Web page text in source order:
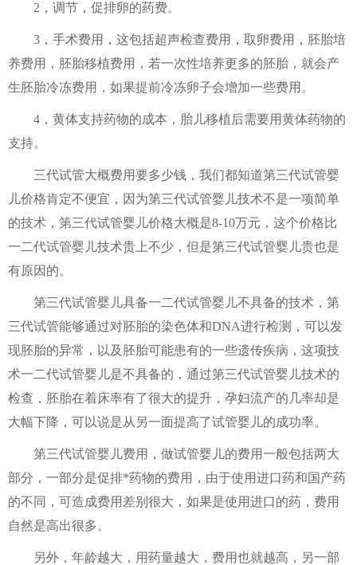
2，调节，促排卵的药费。
3，手术费用，这包括超声检查费用，取卵费用，胚胎培
养费用，胚胎移植费用，若一次性培养更多的胚胎，就会产
生胚胎冷冻费用，如果提前冷冻卵子会增加一些费用。
4，黄体支持药物的成本，胎儿移植后需要用黄体药物的
支持。
三代试管大概费用要多少钱，我们都知道第三代试管婴
儿价格肯定不便宜，因为第三代试管婴儿技术不是一项简单
的技术，第三代试管婴儿价格大概是8-10万元，这个价格比
一二代试管婴儿技术贵上不少，但是第三代试管婴儿贵也是
有原因的。
第三代试管婴儿具备一二代试管婴儿不具备的技术，第
三代试管能够通过对胚胎的染色体和DNA进行检测，可以发
现胚胎的异常，以及胚胎可能患有的一些遗传疾病，这项技
术一二代试管婴儿是不具备的，通过第三代试管婴儿技术的
检查，胚胎在着床率有了很大的提升，孕妇流产的几率却是
大幅下降，可以说是从另一面提高了试管婴儿的成功率。
第三代试管婴儿费用，做试管婴儿的费用一般包括两大
部分，一部分是促排*药物的费用，由于使用进口药和国产药
的不同，可造成费用差别很大，如果是使用进口的药，费用
自然是高出很多。
另外，年龄越大，用药量越大，费用也就越高，另一部